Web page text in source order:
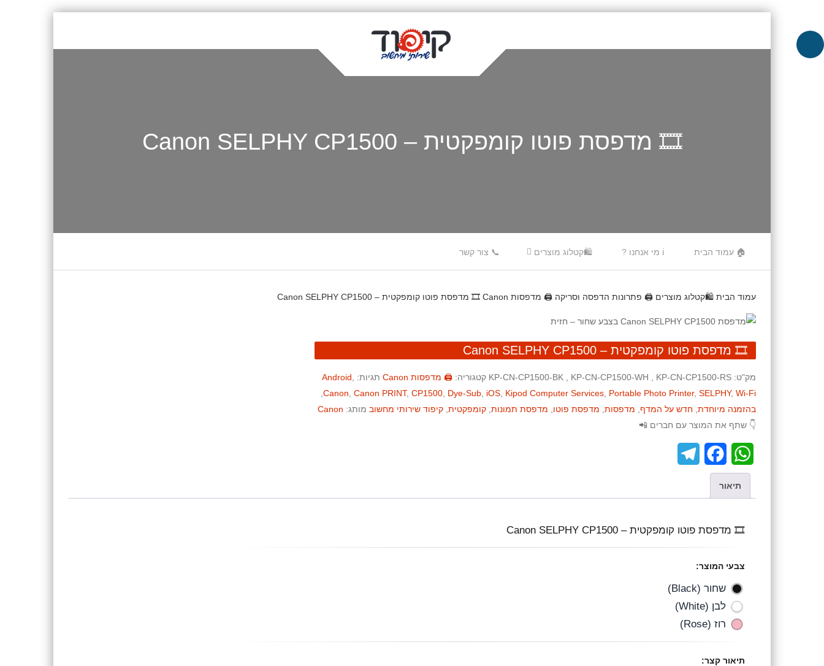
🎞️ מדפסת פוטו קומפקטית – Canon SELPHY CP1500
Menu🏠 עמוד הבית
ℹ️ מי אנחנו ? 🛍️קטלוג מוצרים 📞 צור קשר
עמוד הבית 🛍️קטלוג מוצרים 🖨️ פתרונות הדפסה וסריקה 🖨️ מדפסות Canon 🎞️ מדפסת פוטו קומפקטית – Canon SELPHY CP1500
🎞️ מדפסת פוטו קומפקטית – Canon SELPHY CP1500
מק"ט: KP-CN-CP1500-BK , KP-CN-CP1500-WH , KP-CN-CP1500-RS קטגוריה: 🖨️ מדפסות Canon תגיות: Android
Canon Canon PRINT, CP1500 Dye-Sub iOS Kipod Computer Services Portable Photo Printer, SELPHY, Wi-Fi
בהזמנה מיוחדת חדש על המדף מדפסות מדפסת פוטו מדפסת תמונות‏ קומפקטית קיפוד שירותי מחשוב מותג: Canon
👇 שתף את המוצר עם חברים 📲
W
h
a
A
p
c
o
o
k
l
a
m
תיאור
🎞️ מדפסת פוטו קומפקטית – Canon SELPHY CP1500
צבעי המוצר:
שחור (Black)
לבן (White)
רוז (Rose)
תיאור קצר: